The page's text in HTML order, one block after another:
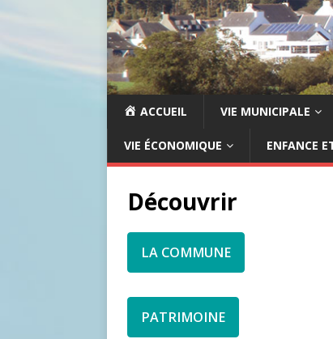
ACCUEIL VIE MUNICIPALE
VIE ÉCONOMIQUE ENFANCE
Découvrir
LA COMMUNE
PATRIMOINE